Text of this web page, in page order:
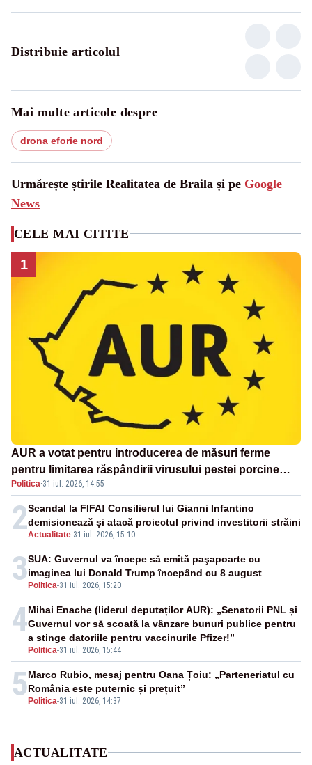
Distribuie articolul
Mai multe articole despre
drona eforie nord
Urmărește știrile Realitatea de Braila și pe Google
News
CELE MAI CITITE
1
AUR a votat pentru introducerea de măsuri ferme
pentru limitarea răspândirii virusului pestei porcine
africane
Politica·31 iul. 2026, 14:55
2Actualitate-31 iul. 2026, 15:10
Scandal la FIFA! Consilierul lui Gianni Infantino
demisionează și atacă proiectul privind investitorii străini
3 Politica-31 iul. 2026, 15:20
SUA: Guvernul va începe să emită paşapoarte cu
imaginea lui Donald Trump începând cu 8 august
4
Politica-31 iul. 2026, 15:44
Mihai Enache (liderul deputaților AUR): „Senatorii PNL și
Guvernul vor să scoată la vânzare bunuri publice pentru
a stinge datoriile pentru vaccinurile Pfizer!”
5 Politica-31 iul. 2026, 14:37
Marco Rubio, mesaj pentru Oana Țoiu: „Parteneriatul cu
România este puternic și prețuit”
ACTUALITATE